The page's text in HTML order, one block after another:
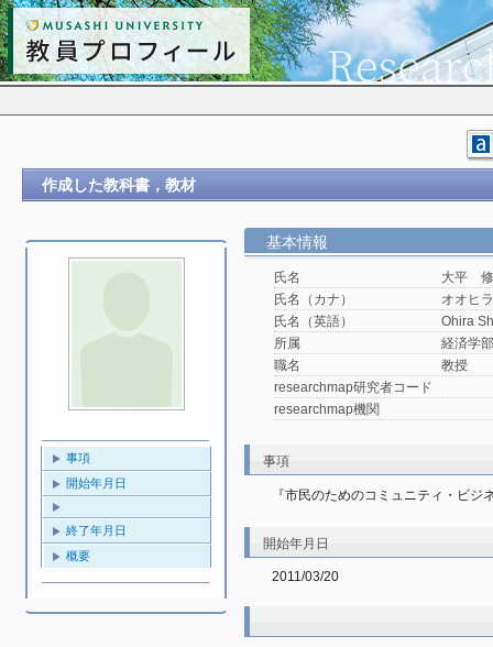
作成した教科書，教材
事項
開始年月日
終了年月日
概要
基本情報
氏名
大平
氏名（カナ）
オオヒ
氏名（英語）
Ohira
所属
経済学
職名
教授
researchmap研究者コード
researchmap機関
事項
『市民のためのコミュニティ・ビジ
開始年月日
2011/03/20